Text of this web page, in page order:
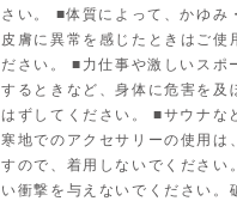
さい。 ■体質によって、かゆみ
皮膚に異常を感じたときはご使
ださい。 ■力仕事や激しいスポ
するときなど、身体に危害を及
はずしてください。 ■サウナな
寒地でのアクセサリーの使用は
すので、着用しないでください
い衝撃を与えないでください。